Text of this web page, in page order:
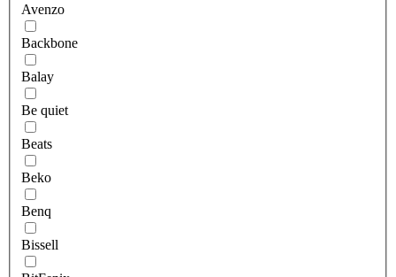
Avenzo
Backbone
Balay
Be quiet
Beats
Beko
Benq
Bissell